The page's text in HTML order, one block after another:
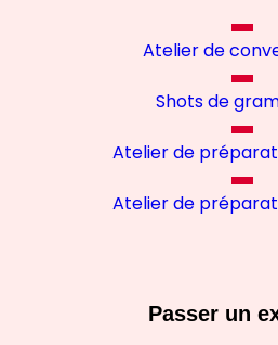
Atelier de
Shots de
Atelier de
Atelier de
Passer un